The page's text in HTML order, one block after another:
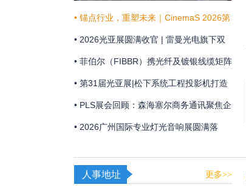
• 锚点行业，重塑未来｜CinemaS 2026第
十三届上海国际电影论坛暨展览会共振启
幕
• 2026光亚展圆满收官 | 雷曼光电旗下双
企联袂演绎“光+未来”
• 菲伯尔（FIBBR）携光纤及镀银线缆矩阵
亮相 HAVE 2026 西安国际高级视听展
• 第31届光亚展|松下系统工程投影机打造
「视觉魔盒2026——光遇非遗」，带来非
遗文化与光影艺术的碰撞！
• PLS展会回顾：森海塞尔商务通讯聚焦企
业及教育解决方案
• 2026广州国际专业灯光音响展圆满落
核实力诠释极致声境
人事地址 更多>>